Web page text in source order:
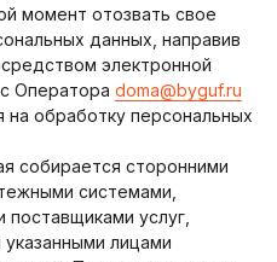
момент отозвать свое
данных, направив
электронной
Оператора doma@byguf.ru
на обработку персональных
собирается сторонними
системами,
услуг,
лицами